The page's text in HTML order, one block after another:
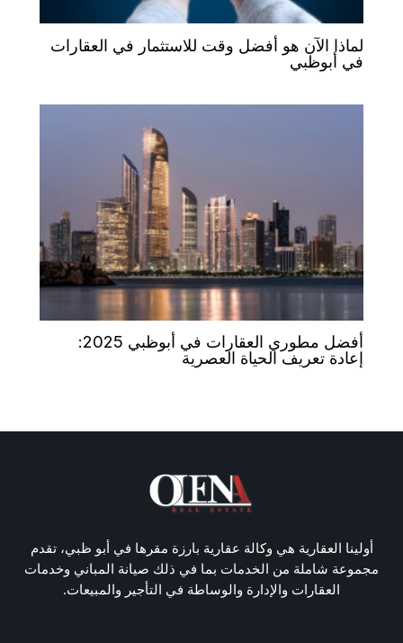
لماذا الآن هو أفضل وقت للاستثمار في العقارات
في أبوظبي
أفضل مطوري العقارات في أبوظبي 2025:
إعادة تعريف الحياة العصرية
أولينا العقارية هي وكالة عقارية بارزة مقرها في أبو ظبي، تقدم
مجموعة شاملة من الخدمات بما في ذلك صيانة المباني وخدمات
العقارات والإدارة والوساطة في التأجير والمبيعات.